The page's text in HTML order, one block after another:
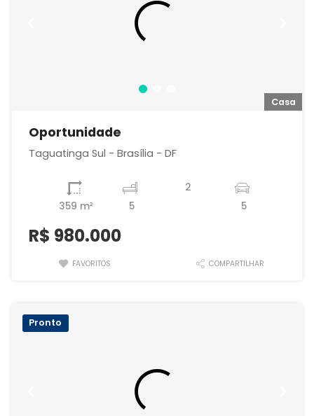
Casa
Oportunidade
Taguatinga Sul - Brasília - DF
359 m² 5
2
5
R$ 980.000
FAVORITOS COMPARTILHAR
Pronto